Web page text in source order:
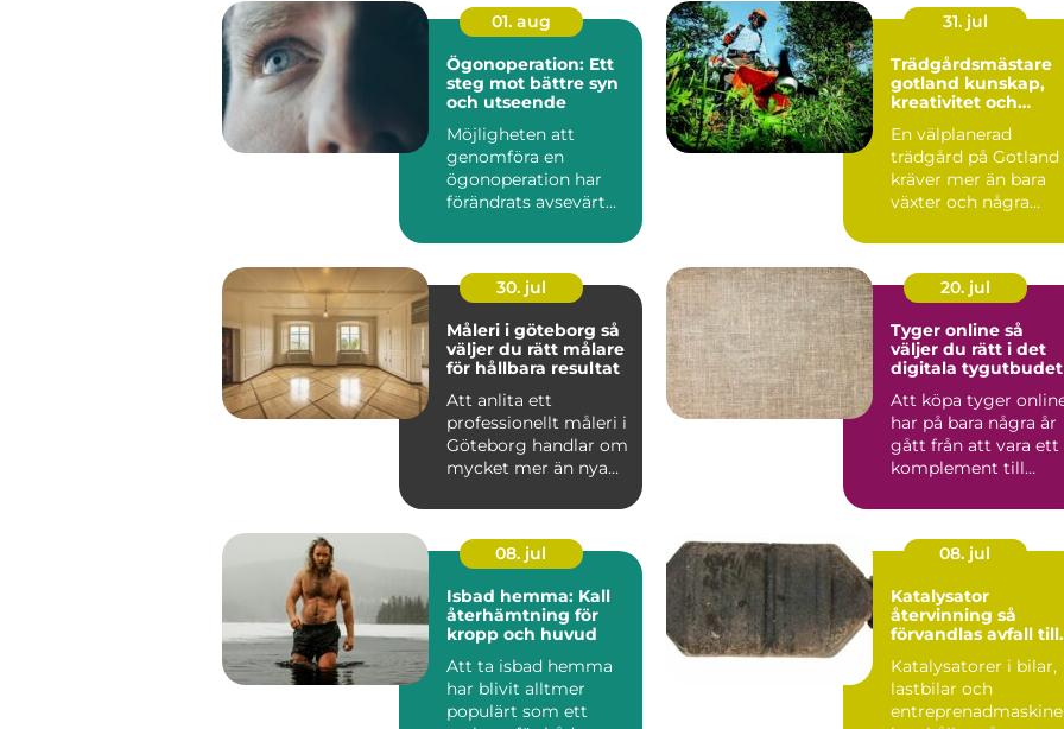
01. aug
Ögonoperation: Ett
steg mot bättre syn
och utseende
Möjligheten att
genomföra en
ögonoperation har
förändrats avsevärt
31. jul
Trädgårdsmästare
gotland kunskap,
kreativitet och
En välplanerad
trädgård på Gotland
kräver mer än bara
växter och några
salt ...
30. jul
Måleri i göteborg så
väljer du rätt målare
för hållbara resultat
Att anlita ett
professionellt måleri i
Göteborg handlar om
mycket mer än nya
Ett...
20. jul
Tyger online så
väljer du rätt i det
digitala tygutbudet
Att köpa tyger
har på bara några år
gått från att vara ett
komplement till
08. jul
Isbad hemma: Kall
återhämtning för
kropp och huvud
Att ta isbad hemma
har blivit alltmer
populärt som ett
08. jul
Katalysator
återvinning så
förvandlas avfall till
Katalysatorer i bilar,
lastbilar och